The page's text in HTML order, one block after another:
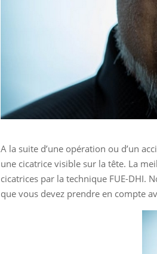
A la suite d’une opération ou d’un
une cicatrice visible sur la tête. La
cicatrices par la technique FUE-DHI.
que vous devez prendre en compte